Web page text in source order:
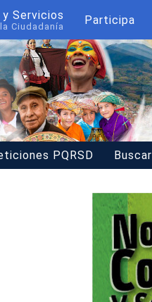
Servicios
Ciudadanía Participa
PQRSD Buscar